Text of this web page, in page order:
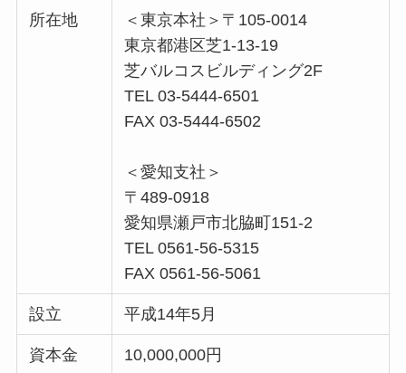
所在地
＜東京本社＞〒105-0014
東京都港区芝1-13-19
芝バルコスビルディング2F
TEL 03-5444-6501
FAX 03-5444-6502
＜愛知支社＞
〒489-0918
愛知県瀬戸市北脇町151-2
TEL 0561-56-5315
FAX 0561-56-5061
設立 平成14年5月
資本金 10,000,000円